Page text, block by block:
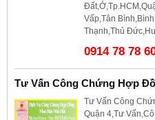
Vấp,Tân
Thạnh,Thủ
0914 78 78
Tư Vấn Công Chứng Hợp
Tư Vấn Công
Quận 4,Tư